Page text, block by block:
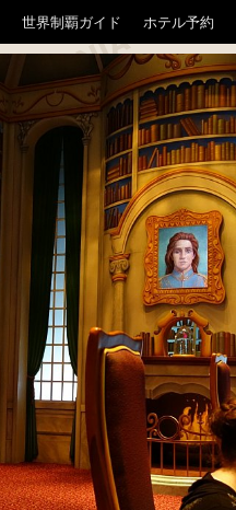
世界制覇ガイド ホテル予約